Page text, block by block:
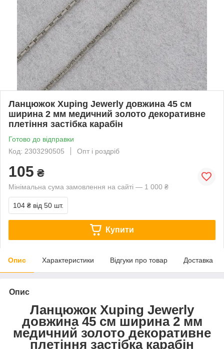
Ланцюжок Xuping Jewerly довжина 45 см
ширина 2 мм медичний золото декоративне
плетіння застібка карабін
Готово до відправки
Код: 2303290505
Опт і роздріб
105 ₴
Мінімальна сума замовлення на сайті — 1 000 ₴
104 ₴ від 50 шт.
Купити
Опис Характеристики Відгуки про товар Доставка
Опис
Ланцюжок Xuping Jewerly
довжина 45 см ширина 2 мм
медичний золото декоративне
плетіння застібка карабін